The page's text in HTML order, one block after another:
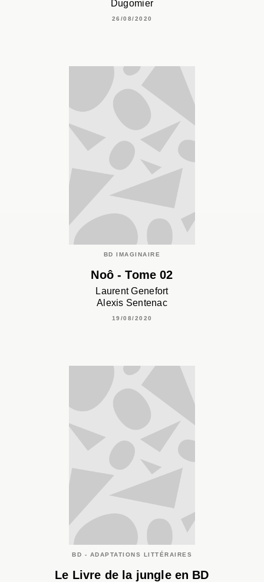
Dugomier
26/08/2020
BD IMAGINAIRE
Noô - Tome 02
Laurent Genefort
Alexis Sentenac
19/08/2020
BD - ADAPTATIONS LITTÉRAIRES
Le Livre de la jungle en BD